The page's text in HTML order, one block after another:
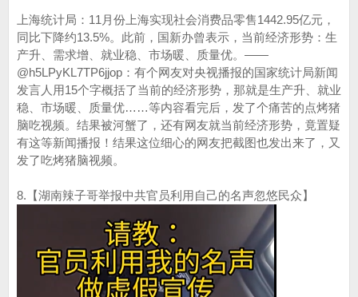
上海统计局：11月份上海实现社会消费品零售1442.95亿元，
同比下降约13.5%。此前，国新办曾表示，当前经济形势：生
产升、需求增、就业稳、市场暖、质量优。——
@h5LPyKL7TP6jjop：有个网友对央视播报的国家统计局新闻
发言人用15个字概括了当前的经济形势，那就是生产升、就业
稳、市场暖、质量优……等内容看完后，发了个痛苦的点烤猪
脑吃视频。结果被河蟹了，还有网友就当前经济形势，竟置疑
有这等新闻播报！结果这位细心的网友把截图也发出来了，又
发了吃烤猪脑视频。
8.【湖南辣子哥举报中共官员利用自己的名声忽悠民众】